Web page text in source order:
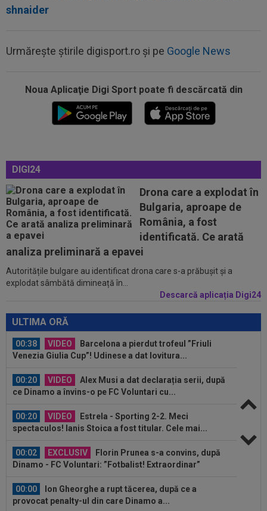
shnaider
Urmărește știrile digisport.ro și pe Google News
Noua Aplicaţie Digi Sport poate fi descărcată din
DIGI24
Drona care a explodat în
Bulgaria, aproape de
România, a fost
identificată. Ce arată
analiza preliminară a epavei
Autoritățile bulgare au identificat drona care s-a prăbușit și a
explodat sâmbătă dimineață în...
Descarcă aplicația Digi24
ULTIMA ORĂ
00:20 VIDEO
Alex Musi a dat declarația serii, după
ce Dinamo a învins-o pe FC Voluntari cu...
VIDEO
Estrela - Sporting 2-2. Meci
00:02 EXCLUSIV
Florin Prunea s-a convins, după
Dinamo - FC Voluntari: ”Fotbalist! Extraordinar”
00:00
Ion Gheorghe a rupt tăcerea, după ce a
provocat penalty-ul din care Dinamo a...
23:58
Salariul lui Marius Șumudică la
CFR Cluj. Peste Pancu la Rapid și de două ori...
00:39
Reacția total neașteptată a lui Nuno Campos,
întrebat de Adrian Mazilu după...
umilința cu Dinamo
00:38 VIDEO
Barcelona a pierdut trofeul ”Friuli
Venezia Giulia Cup”! Udinese a dat lovitura...
00:20 VIDEO
Alex Musi a dat declarația serii, după
ce Dinamo a învins-o pe FC Voluntari cu...
00:20 VIDEO
Estrela - Sporting 2-2. Meci
spectaculos! Ianis Stoica a fost titular. Cele mai...
00:02 EXCLUSIV
Florin Prunea s-a convins, după
Dinamo - FC Voluntari: ”Fotbalist! Extraordinar”
00:00
Ion Gheorghe a rupt tăcerea, după ce a
provocat penalty-ul din care Dinamo a...